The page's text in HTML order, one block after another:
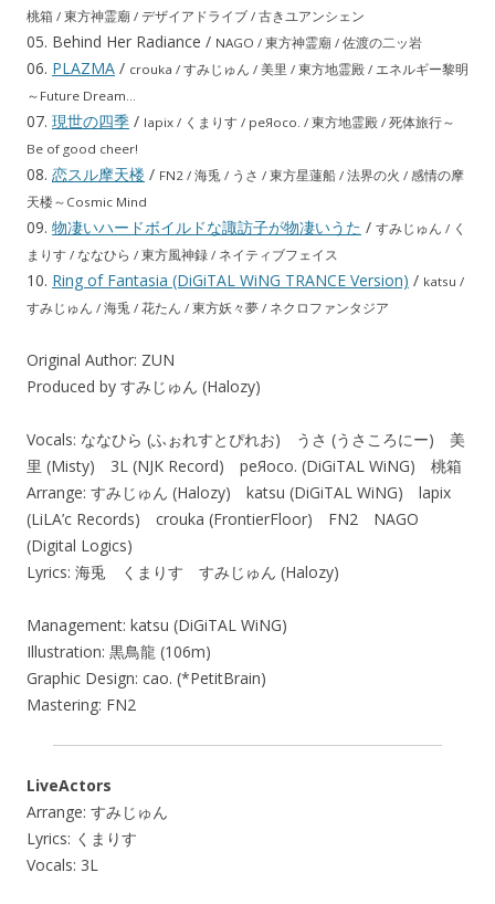
桃箱 / 東方神霊廟 / デザイアドライブ / 古きユアンシェン
05. Behind Her Radiance / NAGO / 東方神霊廟 / 佐渡の二ッ岩
06. PLAZMA / crouka / すみじゅん / 美里 / 東方地霊殿 / エネルギー黎明
～Future Dream…
07. 現世の四季 / lapix / くまりす / peЯoco. / 東方地霊殿 / 死体旅行～
Be of good cheer!
08. 恋スル摩天楼 / FN2 / 海兎 / うさ / 東方星蓮船 / 法界の火 / 感情の摩
天楼～Cosmic Mind
09. 物凄いハードボイルドな諏訪子が物凄いうた / すみじゅん / く
まりす / ななひら / 東方風神録 / ネイティブフェイス
10. Ring of Fantasia (DiGiTAL WiNG TRANCE Version) / katsu /
すみじゅん / 海兎 / 花たん / 東方妖々夢 / ネクロファンタジア
Original Author: ZUN
Produced by すみじゅん (Halozy)
Vocals: ななひら (ふぉれすとぴれお) うさ (うさころにー) 美
里 (Misty) 3L (NJK Record) peЯoco. (DiGiTAL WiNG) 桃箱
Arrange: すみじゅん (Halozy) katsu (DiGiTAL WiNG) lapix
(LiLA’c Records) crouka (FrontierFloor) FN2 NAGO
(Digital Logics)
Lyrics: 海兎 くまりす すみじゅん (Halozy)
Management: katsu (DiGiTAL WiNG)
Illustration: 黒鳥龍 (106m)
Graphic Design: cao. (*PetitBrain)
Mastering: FN2
LiveActors
Arrange: すみじゅん
Lyrics: くまりす
Vocals: 3L